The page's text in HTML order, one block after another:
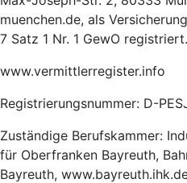
muenchen.de, als
7 Satz 1 Nr. 1 GewO registriert.
www.vermittlerregister.info
Registrierungsnummer: D-
Zuständige Berufskammer:
für Oberfranken Bayreuth,
Bayreuth,